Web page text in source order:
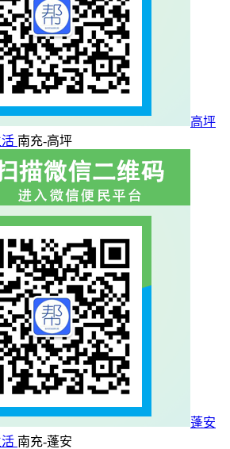
高坪
南充-高坪
蓬安
南充-蓬安